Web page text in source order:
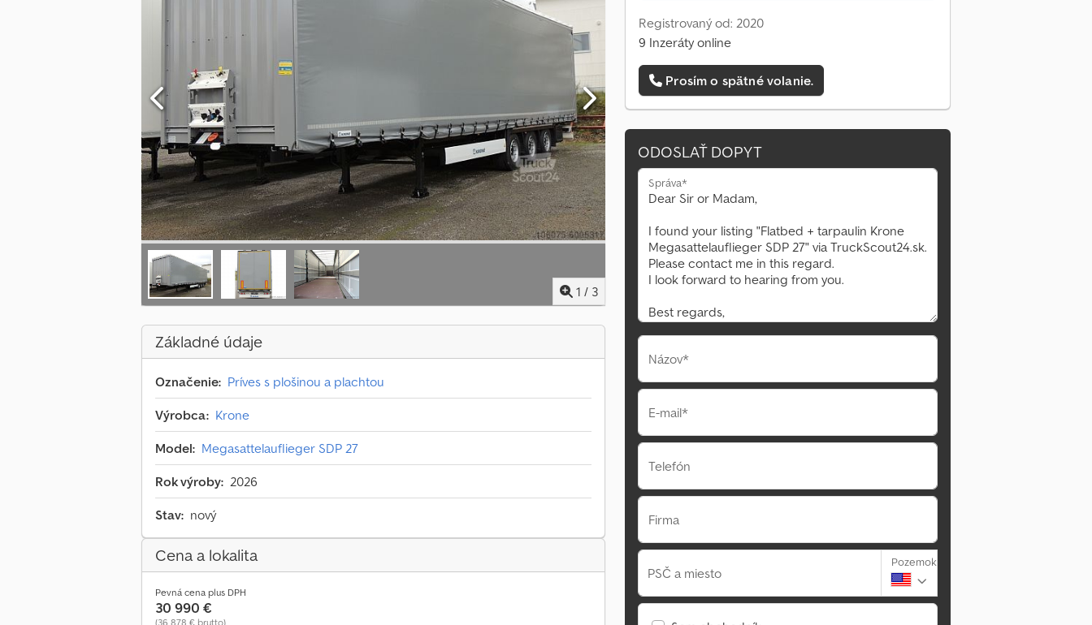
1 / 3
Základné údaje
Označenie: Príves s plošinou a plachtou
Výrobca: Krone
Model: Megasattelauflieger SDP 27
Rok výroby: 2026
Stav: nový
Cena a lokalita
Pevná cena plus DPH
30 990 €
(36 878 € brutto)
Registrovaný od: 2020
9 Inzeráty online
Prosím o spätné volanie.
ODOSLAŤ DOPYT
Správa*
Názov*
E-mail*
Telefón
Firma
PSČ a miesto
Pozemok